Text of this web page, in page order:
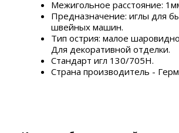
Межигольное расстояние:
Предназначение: иглы для
швейных машин.
Тип острия: малое
Для декоративной отделки.
Стандарт игл 130/705H.
Страна производитель -